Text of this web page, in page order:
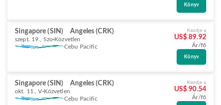
Könyv
Singapore (SIN) Angeles (CRK)
szept. 19., Szo Közvetlen
Cebu Pacific
Kezdje a
US$ 89.92
Ár/fő
Könyv
Singapore (SIN) Angeles (CRK)
okt. 11., V Közvetlen
Cebu Pacific
Kezdje a
US$ 90.54
Ár/fő